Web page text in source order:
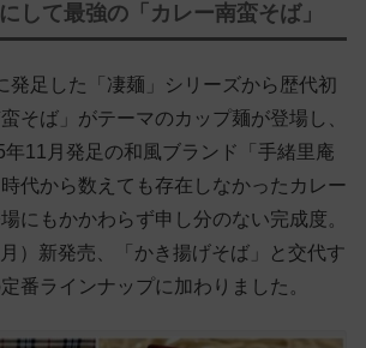
して最強の「カレー南蛮そば」
発足した「凄麺」シリーズから歴代初
そば」がテーマのカップ麺が登場し、
11月発足の和風ブランド「手緒里庵
時代から数えても存在しなかったカレー
にもかかわらず申し分のない完成度。
）新発売、「かき揚げそば」と交代す
番ラインナップに加わりました。